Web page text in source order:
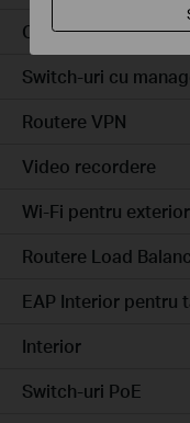
Camere video
Switch-uri cu
Routere VPN
Video recordere
Wi-Fi pentru exterior
Routere Load
EAP Interior pentru
Interior
Switch-uri PoE